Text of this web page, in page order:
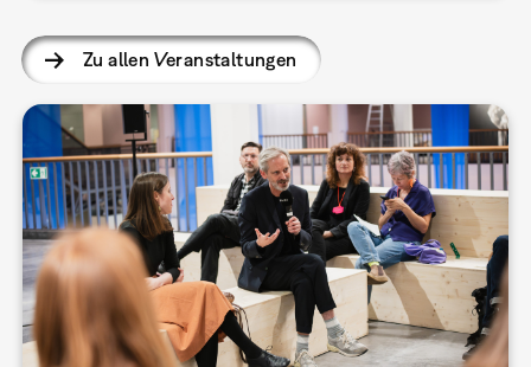
Zu allen Veranstaltungen